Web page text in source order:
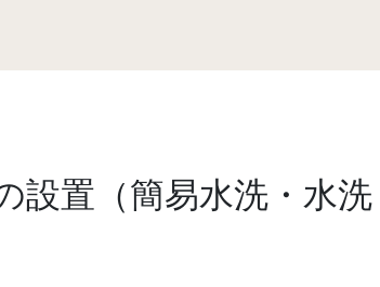
設置（簡易水洗・水洗